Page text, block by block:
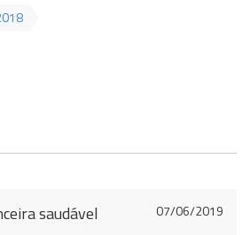
07/06/2019
saudável